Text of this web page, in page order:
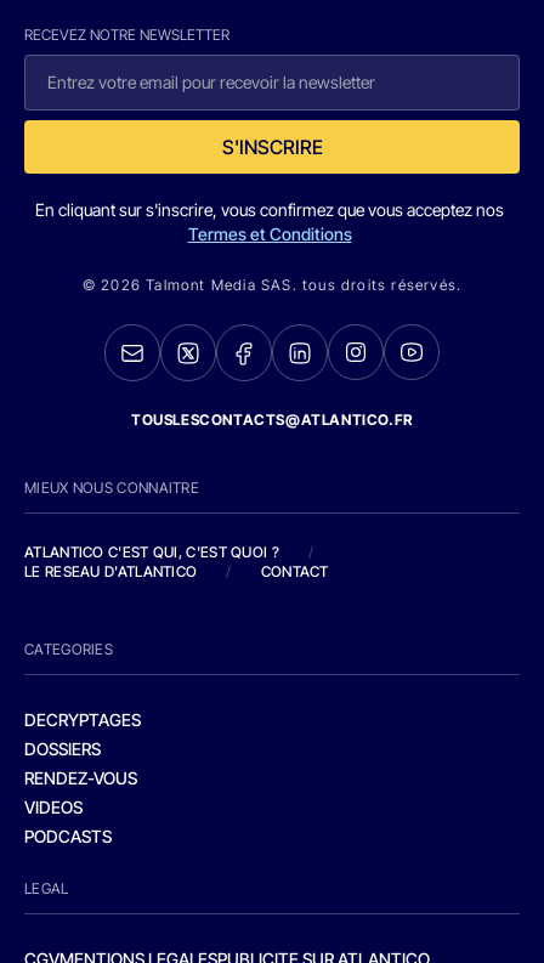
RECEVEZ NOTRE NEWSLETTER
S'INSCRIRE
En cliquant sur s'inscrire, vous confirmez que vous acceptez nos
Termes et Conditions
© 2026 Talmont Media SAS. tous droits réservés.
TOUSLESCONTACTS@ATLANTICO.FR
MIEUX NOUS CONNAITRE
ATLANTICO C'EST QUI, C'EST QUOI ?
/
LE RESEAU D'ATLANTICO
/ CONTACT
CATEGORIES
DECRYPTAGES
DOSSIERS
RENDEZ-VOUS
VIDEOS
PODCASTS
LEGAL
CGVMENTIONS LEGALESPUBLICITE SUR ATLANTICO